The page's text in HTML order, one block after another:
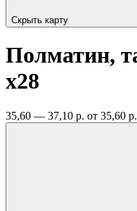
Скрыть карту
Полматин,
x28
35,60 — 37,10 р. от 35,60 р.